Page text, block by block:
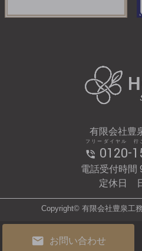
お問い合わせ
有限会社豊
0120-
フリーダイヤル 行
電話受付時間
定休日
Copyright© 有限会社豊泉工